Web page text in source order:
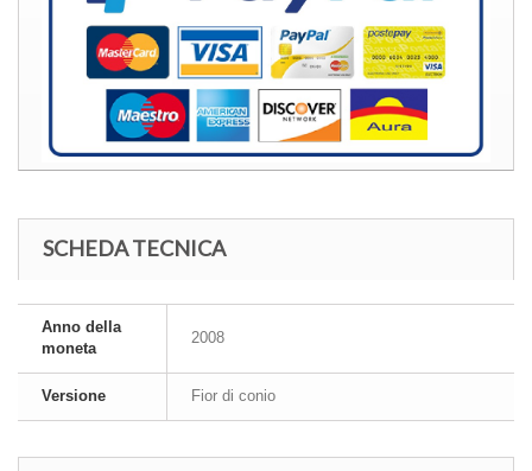
SCHEDA TECNICA
Anno della
moneta
2008
Versione Fior di conio